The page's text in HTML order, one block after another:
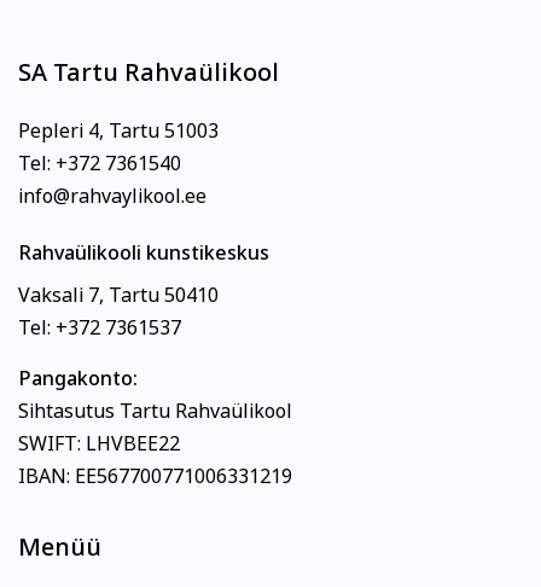
SA Tartu Rahvaülikool
Pepleri 4, Tartu 51003
Tel: +372 7361540
info@rahvaylikool.ee
Rahvaülikooli kunstikeskus
Vaksali 7, Tartu 50410
Tel: +372 7361537
Pangakonto:
Sihtasutus Tartu Rahvaülikool
SWIFT: LHVBEE22
IBAN: EE567700771006331219
Menüü